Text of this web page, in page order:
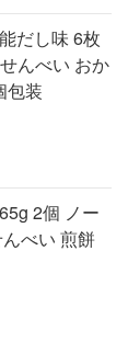
だし味 6枚
んべい おか
包装
ノー
べい 煎餅